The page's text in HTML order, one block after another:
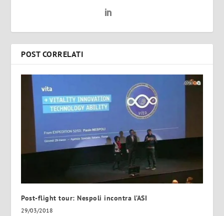
POST CORRELATI
Post-flight tour: Nespoli incontra l’ASI
29/03/2018